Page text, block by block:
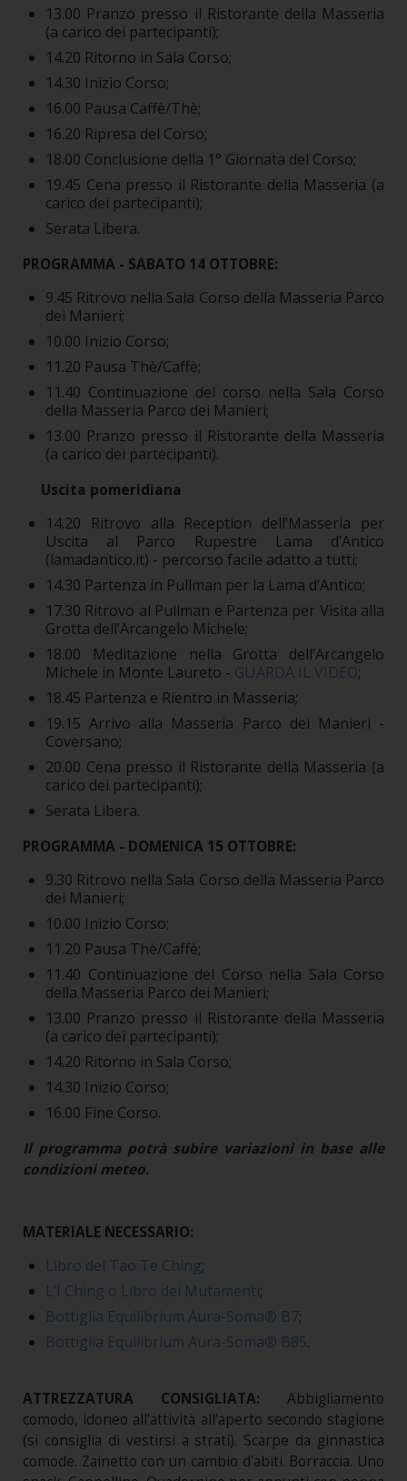
13.00 Pranzo presso il Ristorante della Masseria
(a carico dei partecipanti);
14.20 Ritorno in Sala Corso;
14.30 Inizio Corso;
16.00 Pausa Caffè/Thè;
16.20 Ripresa del Corso;
18.00 Conclusione della 1° Giornata del Corso;
19.45 Cena presso il Ristorante della Masseria (a
carico dei partecipanti);
Serata Libera.
PROGRAMMA - SABATO 14 OTTOBRE:
9.45 Ritrovo nella Sala Corso della Masseria Parco
dei Manieri;
10.00 Inizio Corso;
11.20 Pausa Thè/Caffè;
11.40 Continuazione del corso nella Sala Corso
della Masseria Parco dei Manieri;
13.00 Pranzo presso il Ristorante della Masseria
(a carico dei partecipanti).
Uscita pomeridiana
14.20 Ritrovo alla Reception dell’Masseria per
Uscita al Parco Rupestre Lama d’Antico
(lamadantico.it) - percorso facile adatto a tutti;
14.30 Partenza in Pullman per la Lama d’Antico;
17.30 Ritrovo al Pullman e Partenza per Visita alla
Grotta dell’Arcangelo Michele;
18.00 Meditazione nella Grotta dell’Arcangelo
Michele in Monte Laureto - GUARDA IL VIDEO;
18.45 Partenza e Rientro in Masseria;
19.15 Arrivo alla Masseria Parco dei Manieri -
Coversano;
20.00 Cena presso il Ristorante della Masseria (a
carico dei partecipanti);
Serata Libera.
PROGRAMMA - DOMENICA 15 OTTOBRE:
9.30 Ritrovo nella Sala Corso della Masseria Parco
dei Manieri;
10.00 Inizio Corso;
11.20 Pausa Thè/Caffè;
11.40 Continuazione del Corso nella Sala Corso
della Masseria Parco dei Manieri;
13.00 Pranzo presso il Ristorante della Masseria
(a carico dei partecipanti);
14.20 Ritorno in Sala Corso;
14.30 Inizio Corso;
16.00 Fine Corso.
Il programma potrà subire variazioni in base alle
condizioni meteo.
MATERIALE NECESSARIO:
Libro del Tao Te Ching;
L’I Ching o Libro dei Mutamenti;
Bottiglia Equilibrium Aura-Soma® B7;
Bottiglia Equilibrium Aura-Soma® B85.
ATTREZZATURA CONSIGLIATA: Abbigliamento
comodo, idoneo all’attività all’aperto secondo stagione
(si consiglia di vestirsi a strati). Scarpe da ginnastica
comode. Zainetto con un cambio d'abiti. Borraccia. Uno